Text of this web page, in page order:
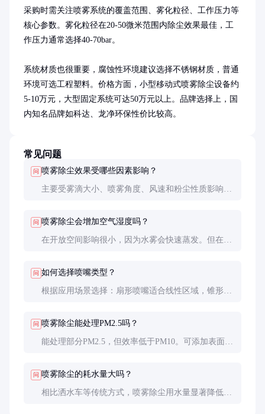
采购时需关注喷雾系统的覆盖范围、雾化粒径、工作压力等
核心参数。雾化粒径在20-50微米范围内除尘效果最佳，工
作压力通常选择40-70bar。
系统材质也很重要，腐蚀性环境建议选择不锈钢材质，普通
环境可选工程塑料。价格方面，小型移动式喷雾除尘设备约
5-10万元，大型固定系统可达50万元以上。品牌选择上，国
内知名品牌如科达、龙净环保性价比较高。
常见问题
问 喷雾除尘效果受哪些因素影响？
主要受雾滴大小、喷雾角度、风速和粉尘性质影响。
问 喷雾除尘会增加空气湿度吗？
在开放空间影响很小，因为水雾会快速蒸发。但在封
问 如何选择喷嘴类型？
根据应用场景选择：扇形喷嘴适合线性区域，锥形喷
问 喷雾除尘能处理PM2.5吗？
能处理部分PM2.5，但效率低于PM10。可添加表面活
问 喷雾除尘的耗水量大吗？
相比洒水车等传统方式，喷雾除尘用水量显著降低。